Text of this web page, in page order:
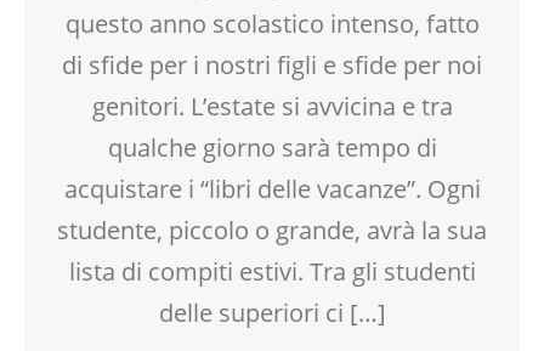
questo anno scolastico intenso, fatto
di sfide per i nostri figli e sfide per noi
genitori. L’estate si avvicina e tra
qualche giorno sarà tempo di
acquistare i “libri delle vacanze”. Ogni
studente, piccolo o grande, avrà la sua
lista di compiti estivi. Tra gli studenti
delle superiori ci […]